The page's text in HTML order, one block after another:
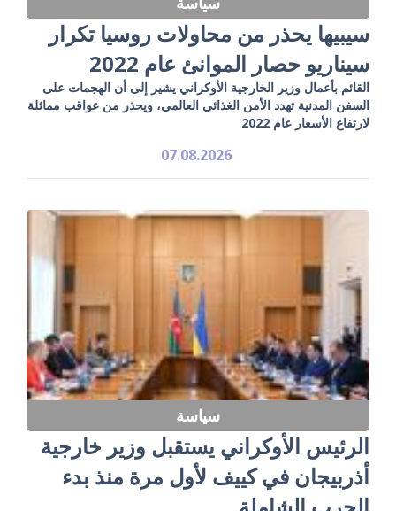
سيبيها يحذر من محاولات روسيا تكرار
سيناريو حصار الموانئ عام 2022
القائم بأعمال وزير الخارجية الأوكراني يشير إلى أن الهجمات على
السفن المدنية تهدد الأمن الغذائي العالمي، ويحذر من عواقب مماثلة
لارتفاع الأسعار عام 2022
07.08.2026
سياسة
الرئيس الأوكراني يستقبل وزير خارجية
أذربيجان في كييف لأول مرة منذ بدء